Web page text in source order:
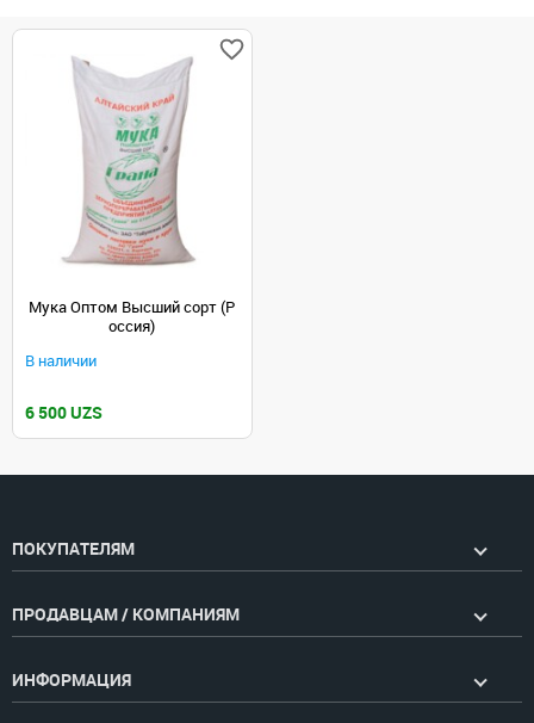
Мука Оптом Высший сорт (Р
оссия)
В наличии
6 500 UZS
ПОКУПАТЕЛЯМ
ПРОДАВЦАМ / КОМПАНИЯМ
ИНФОРМАЦИЯ